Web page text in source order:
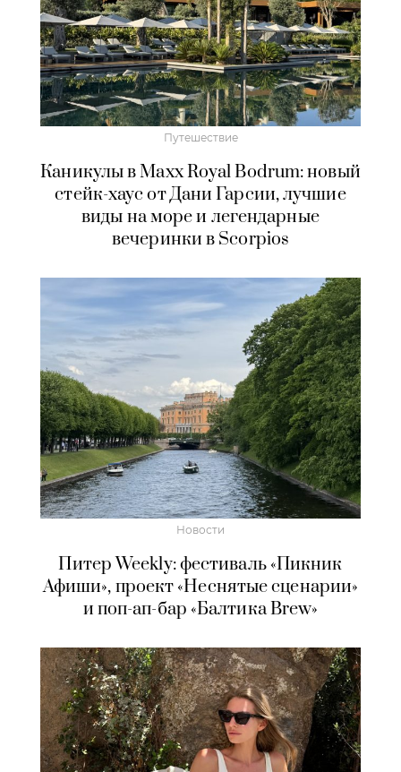
Путешествие
Каникулы в Maxx Royal Bodrum: новый
стейк-хаус от Дани Гарсии, лучшие
виды на море и легендарные
вечеринки в Scorpios
Новости
Питер Weekly: фестиваль «Пикник
Афиши», проект «Неснятые сценарии»
и поп-ап-бар «Балтика Brew»